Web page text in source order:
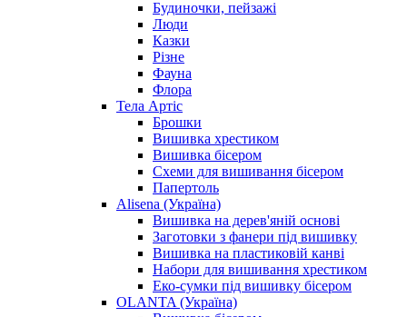
Будиночки, пейзажі
Люди
Казки
Різне
Фауна
Флора
Тела Артіс
Брошки
Вишивка хрестиком
Вишивка бісером
Схеми для вишивання бісером
Папертоль
Alisena (Україна)
Вишивка на дерев'яній основі
Заготовки з фанери під вишивку
Вишивка на пластиковій канві
Набори для вишивання хрестиком
Еко-сумки під вишивку бісером
OLANTA (Україна)